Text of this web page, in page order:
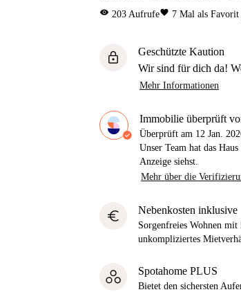
visibility 203 Aufrufefavorite 7 Mal als Favorit
lock
Geschützte Kaution
Wir sind für dich da!
Mehr Informationen
Immobilie überprüft
Überprüft am 12 Jan.
Unser Team hat das
Anzeige siehst.
Mehr über die
euro Nebenkosten inklusive
Sorgenfreies Wohnen
unkompliziertes
Spotahome PLUS
Bietet den sichersten